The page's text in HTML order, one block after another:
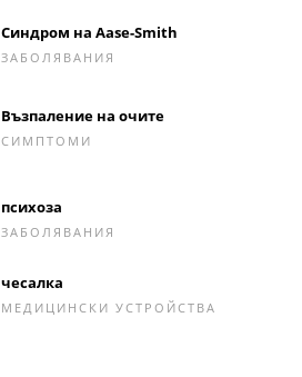
Синдром на Aase-Smith
ЗАБОЛЯВАНИЯ
Възпаление на очите
СИМПТОМИ
психоза
ЗАБОЛЯВАНИЯ
чесалка
МЕДИЦИНСКИ УСТРОЙСТВА